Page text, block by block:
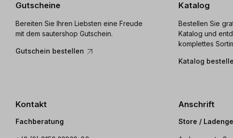
Gutscheine
Bereiten Sie Ihren Liebsten eine Freude
mit dem sautershop Gutschein.
Gutschein bestellen
Katalog
Bestellen Sie
Katalog und
komplettes
Katalog
Kontakt
Fachberatung
Anschrift
Store /